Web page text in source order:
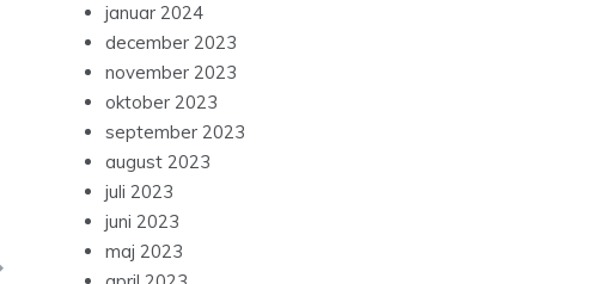
januar 2024
december 2023
november 2023
oktober 2023
september 2023
august 2023
juli 2023
juni 2023
maj 2023